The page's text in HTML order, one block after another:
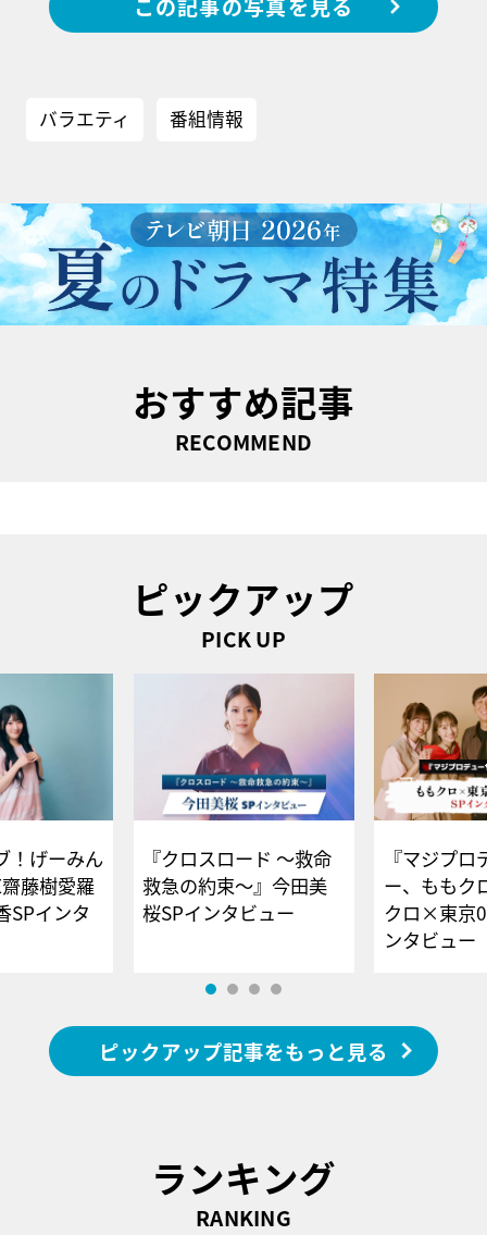
この記事の写真を見る
バラエティ 番組情報
おすすめ記事
RECOMMEND
ピックアップ
PICK UP
！げーみん
藤樹愛羅
SPインタ
『クロスロード ～救命
救急の約束～』今田美
桜SPインタビュー
『マジプロ
ー、ももク
クロ×東京
ンタビュー
ピックアップ記事をもっと見る
ランキング
RANKING